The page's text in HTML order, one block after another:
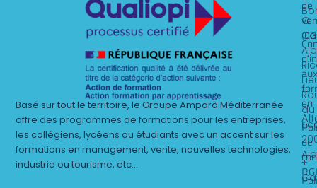
Basé sur tout le territoire, le Groupe Amparà Méditerranée
offre des programmes de formations pour les entreprises,
les collégiens, lycéens ou étudiants avec un accent sur les
formations en management, vente, nouvelles technologies,
industrie ou tourisme, etc…
O
du
+
de
en
de